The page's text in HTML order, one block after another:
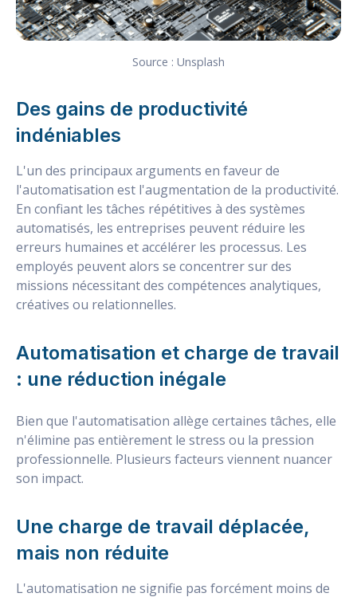
Source : Unsplash
Des gains de productivité
indéniables
L'un des principaux arguments en faveur de
l'automatisation est l'augmentation de la productivité.
En confiant les tâches répétitives à des systèmes
automatisés, les entreprises peuvent réduire les
erreurs humaines et accélérer les processus. Les
employés peuvent alors se concentrer sur des
missions nécessitant des compétences analytiques,
créatives ou relationnelles.
Automatisation et charge de travail
: une réduction inégale
Bien que l'automatisation allège certaines tâches, elle
n'élimine pas entièrement le stress ou la pression
professionnelle. Plusieurs facteurs viennent nuancer
son impact.
Une charge de travail déplacée,
mais non réduite
L'automatisation ne signifie pas forcément moins de